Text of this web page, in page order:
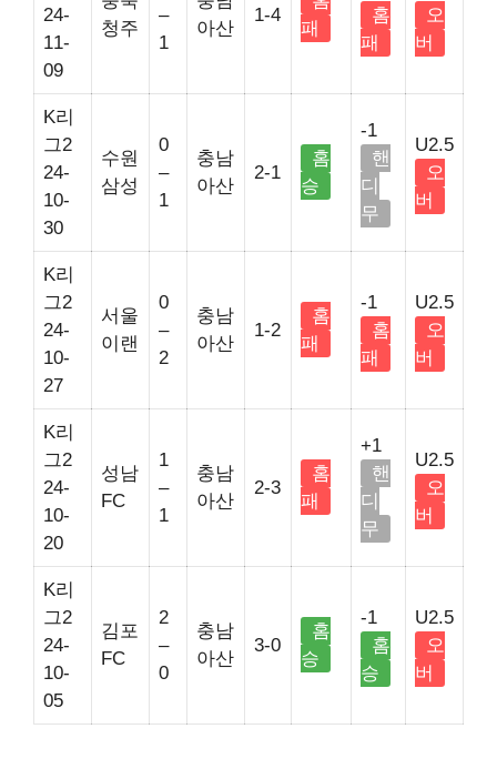
24-
11-
09
청주
–
1
아산
1-4
패
홈
패
오
버
K리
그2
24-
10-
30
수원
삼성
0
–
1
충남
아산
2-1
홈
승
-1
핸
디
무
U2.5
오
버
K리
그2
24-
10-
27
서울
이랜
0
–
2
충남
아산
1-2
홈
패
-1
홈
패
U2.5
오
버
K리
그2
24-
10-
20
성남
FC
1
–
1
충남
아산
2-3
홈
패
+1
핸
디
무
U2.5
오
버
K리
그2
24-
10-
05
김포
FC
2
–
0
충남
아산
3-0
홈
승
-1
홈
승
U2.5
오
버